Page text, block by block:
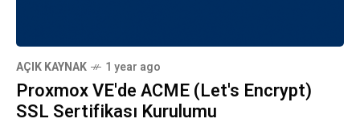
AÇIK KAYNAK 1 year ago
Proxmox VE'de ACME (Let's Encrypt)
SSL Sertifikası Kurulumu